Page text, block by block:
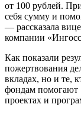
от 100 рублей.
себя сумму и
— рассказала
компании
Как показали
пожертвования
вкладах, но и те,
фондам помогают
проектах и